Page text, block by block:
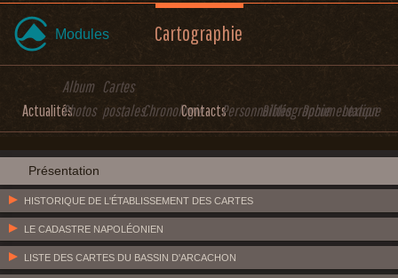
Modules Cartographie
Actualités
Album
Photos
Cartes
postalesChronologieContactsPersonnalitésBibliographieDocumentation
Lexique
Présentation
HISTORIQUE DE L'ÉTABLISSEMENT DES CARTES
LE CADASTRE NAPOLÉONIEN
LISTE DES CARTES DU BASSIN D'ARCACHON